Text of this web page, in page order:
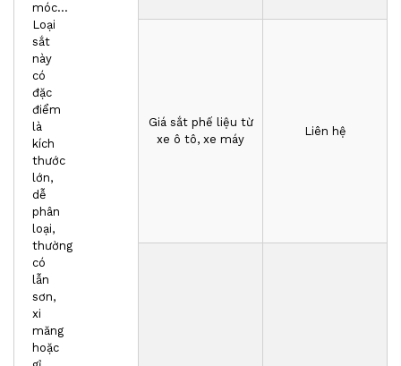
móc…
Loại
sắt
này
có
đặc
điểm
là
kích
thước
lớn,
dễ
phân
loại,
thường
có
lẫn
sơn,
xi
măng
hoặc
Giá sắt phế liệu từ
xe ô tô, xe máy
Liên hệ